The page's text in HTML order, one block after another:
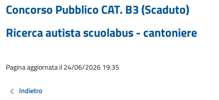
Concorso Pubblico CAT. B3 (Scaduto)
Ricerca autista scuolabus - cantoniere
Pagina aggiornata il 24/06/2026 19:35
Indietro